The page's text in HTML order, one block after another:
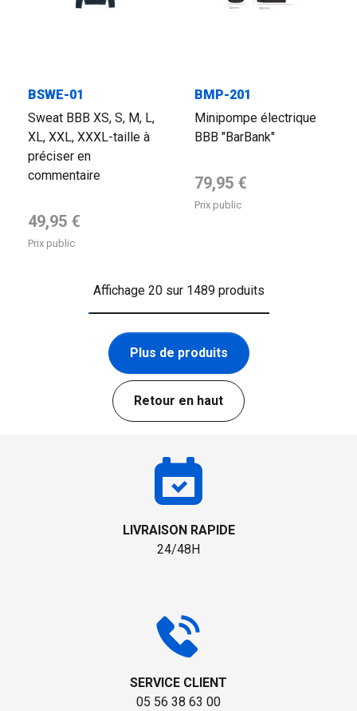
BSWE-01
Sweat BBB XS, S, M, L,
XL, XXL, XXXL-taille à
préciser en
commentaire
Prix de base
49,95 €
Prix public
BMP-201
Minipompe électrique
BBB "BarBank"
Prix de base
79,95 €
Prix public
Affichage 20 sur 1489 produits
Plus de produits
Retour en haut
LIVRAISON RAPIDE
24/48H
SERVICE CLIENT
05 56 38 63 00